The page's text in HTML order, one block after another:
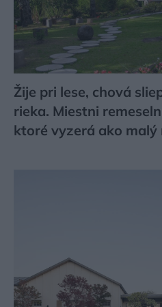
Žije pri lese, chová
rieka. Miestni
ktoré vyzerá ako malý